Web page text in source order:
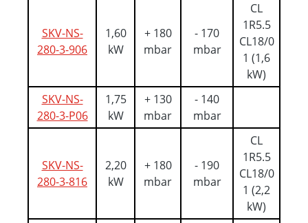
SKV-NS-
280-3-906
1,60
kW
+ 180
mbar
- 170
mbar
CL
1R5.5
CL18/0
1 (1,6
kW)
SKV-NS-
280-3-P06
1,75
kW
+ 130
mbar
- 140
mbar
SKV-NS-
280-3-816
2,20
kW
+ 180
mbar
- 190
mbar
CL
1R5.5
CL18/0
1 (2,2
kW)